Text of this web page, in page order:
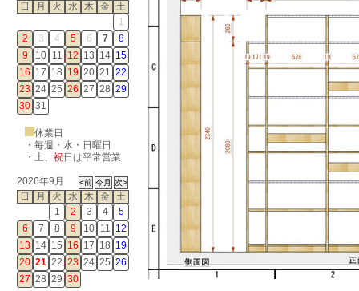
日
月 火 水 木 金
土
1
2
3 4 5 6 7
8
9
10 11 12 13 14 15
16 17 18 19 20 21 22
23 24 25 26 27 28 29
30 31
休業日
・毎週・水・日曜日
・ 土、 祝日は平常営業
2026年9月
日
月 火 水 木 金
土
1
2 3 4
5
6
7 8 9 10 11 12
13 14 15 16 17 18 19
20 21 22 23 24 25 26
27 28 29 30